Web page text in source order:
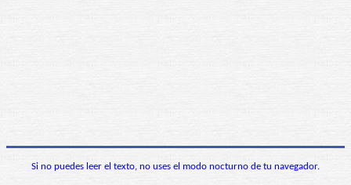
Si no puedes leer el texto, no uses el modo nocturno de tu navegador.